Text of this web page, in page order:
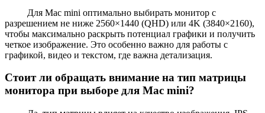
Для Mac mini оптимально выбирать монитор с
разрешением не ниже 2560×1440 (QHD) или 4K (3840×2160),
чтобы максимально раскрыть потенциал графики и получить
четкое изображение. Это особенно важно для работы с
графикой, видео и текстом, где важна детализация.
Стоит ли обращать внимание на тип матрицы
монитора при выборе для Mac mini?